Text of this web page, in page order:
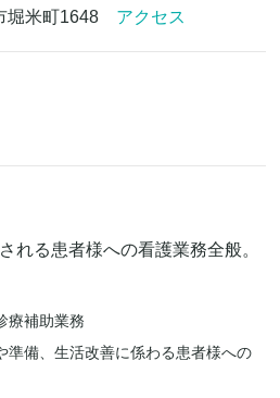
堀米町1648 アクセス
れる患者様への看護業務全般。
療補助業務
準備、生活改善に係わる患者様への